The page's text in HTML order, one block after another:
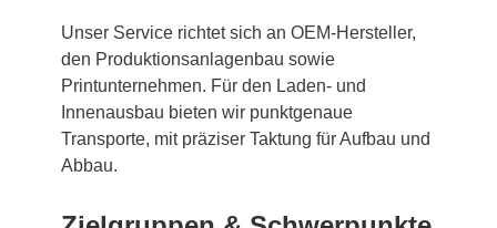
Unser Service richtet sich an OEM-Hersteller,
den Produktionsanlagenbau sowie
Printunternehmen. Für den Laden- und
Innenausbau bieten wir punktgenaue
Transporte, mit präziser Taktung für Aufbau und
Abbau.